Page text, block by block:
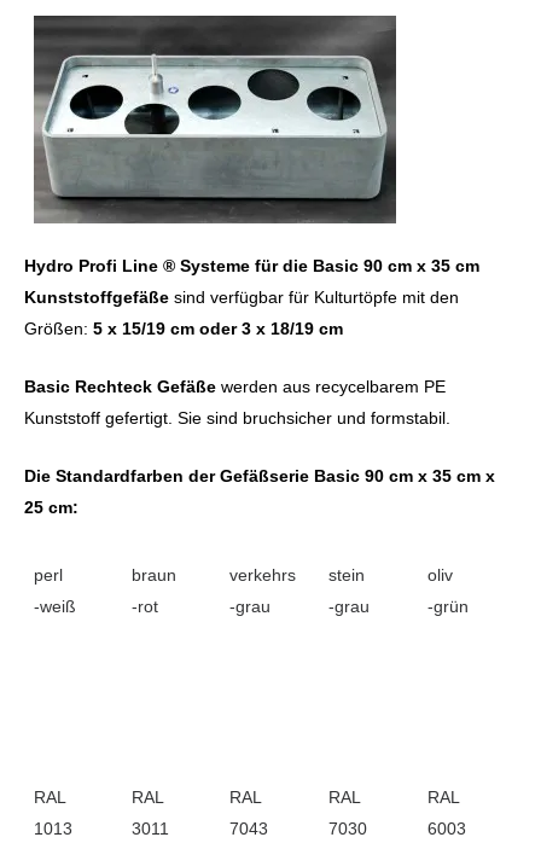
Hydro Profi Line ® Systeme für die Basic 90 cm x 35 cm
Kunststoffgefäße sind verfügbar für Kulturtöpfe mit den
Größen: 5 x 15/19 cm oder 3 x 18/19 cm
Basic Rechteck Gefäße werden aus recycelbarem PE
Kunststoff gefertigt. Sie sind bruchsicher und formstabil.
Die Standardfarben der Gefäßserie Basic 90 cm x 35 cm x
25 cm:
perl
-weiß
braun
-rot
verkehrs
-grau
stein
-grau
oliv
-grün
RAL
1013
RAL
3011
RAL
7043
RAL
7030
RAL
6003